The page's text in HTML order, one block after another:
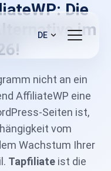
DE
Die
im
nicht an ein
AffiliateWP eine
Seiten ist,
vom
Wachstum Ihrer
Tapfiliate ist die